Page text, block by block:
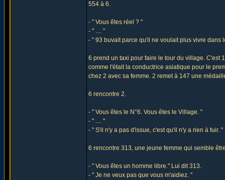
554 à 6.
- " Vous êtes réel ? "
- " .... "
- " 93 buvait parce qu'il ne voulait plus vivre dans
6 prend un taxi pour faire le tour du village. C'est
comme l'était la conductrice asiatique pour le
chez 2 avec sa femme. 2 remet à 147 une
6 rencontre 2.
- " Vous êtes le N°6. Vous êtes le Village. "
- " .... "
- " S'il n'y a pas d'issue, c'est qu'il n'y a rien à fuir. "
6 rencontre 313, une jeune femme qui semble
- " Vous êtes un homme libre." Lui dit 313.
- " Je ne veux pas que vous m'aidiez. "